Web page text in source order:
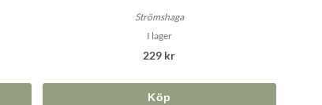
Strömshaga
I lager
229 kr
Köp